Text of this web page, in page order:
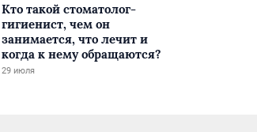
Кто такой стоматолог-
гигиенист, чем он
занимается, что лечит и
когда к нему обращаются?
29 июля